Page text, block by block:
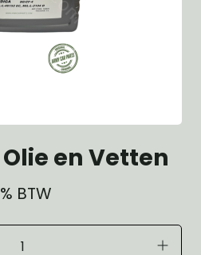
en Vetten
BTW